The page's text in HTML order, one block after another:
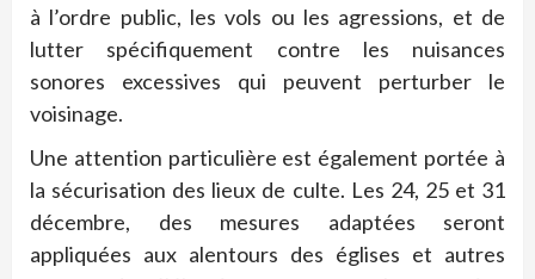
à l’ordre public, les vols ou les agressions, et de
lutter spécifiquement contre les nuisances
sonores excessives qui peuvent perturber le
voisinage.
Une attention particulière est également portée à
la sécurisation des lieux de culte. Les 24, 25 et 31
décembre, des mesures adaptées seront
appliquées aux alentours des églises et autres